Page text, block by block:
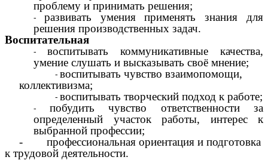
проблему и принимать решения;
развивать умения применять знания для
решения производственных задач.
Воспитательная
воспитывать коммуникативные качества,
умение слушать и высказывать своё мнение;
воспитывать чувство взаимопомощи,
коллективизма;
воспитывать творческий подход к работе;
побудить чувство ответственности за
определенный участок работы, интерес к
выбранной профессии;
- профессиональная ориентация и подготовка
к трудовой деятельности.